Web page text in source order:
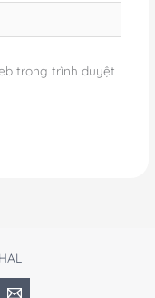
trong trình duyệt